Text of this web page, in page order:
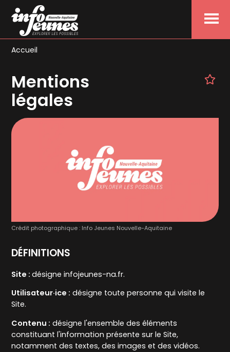
Menu
Accueil
Mentions
légales
Crédit photographique : Info Jeunes Nouvelle-Aquitaine
DÉFINITIONS
Site :désigne infojeunes-na.fr.
Utilisateur·ice : désigne toute personne qui visite le
Site.
Contenu : désigne l'ensemble des éléments
constituant l'information présente sur le Site,
notamment des textes, des images et des vidéos.